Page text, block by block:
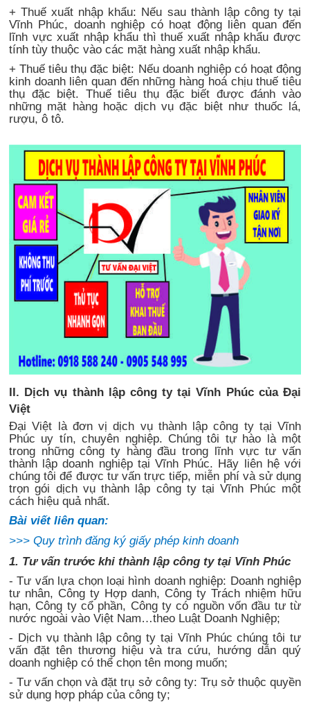
+ Thuế xuất nhập khẩu: Nếu sau thành lập công ty tại
Vĩnh Phúc, doanh nghiệp có hoạt động liên quan đến
lĩnh vực xuất nhập khẩu thì thuế xuất nhập khẩu được
tính tùy thuộc vào các mặt hàng xuất nhập khẩu.
+ Thuế tiêu thụ đặc biệt: Nếu doanh nghiệp có hoạt động
kinh doanh liên quan đến những hàng hoá chịu thuế tiêu
thụ đặc biệt. Thuế tiêu thụ đặc biết được đánh vào
những mặt hàng hoặc dịch vụ đặc biệt như thuốc lá,
rượu, ô tô.
II. Dịch vụ thành lập công ty tại Vĩnh Phúc của Đại
Việt
Đại Việt là đơn vị dịch vụ thành lập công ty tại Vĩnh
Phúc uy tín, chuyên nghiệp. Chúng tôi tự hào là một
trong những công ty hàng đầu trong lĩnh vực tư vấn
thành lập doanh nghiệp tại Vĩnh Phúc. Hãy liên hệ với
chúng tôi để được tư vấn trực tiếp, miễn phí và sử dụng
trọn gói dịch vụ thành lập công ty tại Vĩnh Phúc một
cách hiệu quả nhất.
Bài viết liên quan:
>>> Quy trình đăng ký giấy phép kinh doanh
1. Tư vấn trước khi thành lập công ty tại Vĩnh Phúc
- Tư vấn lựa chọn loại hình doanh nghiệp: Doanh nghiệp
tư nhân, Công ty Hợp danh, Công ty Trách nhiệm hữu
hạn, Công ty cổ phần, Công ty có nguồn vốn đầu tư từ
nước ngoài vào Việt Nam…theo Luật Doanh Nghiệp;
- Dịch vụ thành lập công ty tại Vĩnh Phúc chúng tôi tư
vấn đặt tên thương hiệu và tra cứu, hướng dẫn quý
doanh nghiệp có thể chọn tên mong muốn;
- Tư vấn chọn và đặt trụ sở công ty: Trụ sở thuộc quyền
sử dụng hợp pháp của công ty;